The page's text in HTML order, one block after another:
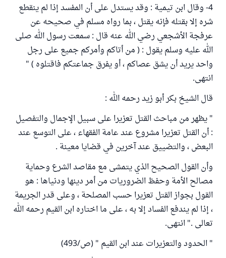
4- وقال ابن تيمية : وقد يستدل على أن المفسد إذا لم ينقطع
شره إلا بقتله فإنه يقتل ، بما رواه مسلم في صحيحه عن
عرفجة الأشجعي رضي الله عنه قال : سمعت رسول الله صلى
الله عليه وسلم يقول : ( من أتاكم وأمركم جميع على رجل
واحد يريد أن يشق عصاكم ، أو يفرق جماعتكم فاقتلوه ) "
انتهى.
قال الشيخ بكر أبو زيد رحمه الله :
" يظهر من مباحث القتل تعزيرا على سبيل الإجمال والتفصيل
: أن القتل تعزيرا مشروع عند عامة الفقهاء ، على التوسع عند
البعض ، والتضييق عند آخرين في قضايا معينة .
وأن القول الصحيح الذي يتمشى مع مقاصد الشرع وحماية
مصالح الأمة وحفظ الضروريات من أمر دينها ودنياها : هو
القول بجواز القتل تعزيرا حسب المصلحة ، وعلى قدر الجريمة
، إذا لم يندفع الفساد إلا به ، على ما اختاره ابن القيم رحمه الله
تعالى ." انتهى.
" الحدود والتعزيرات عند ابن القيم " (ص/493)